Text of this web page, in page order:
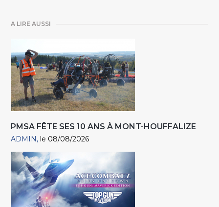
A LIRE AUSSI
PMSA FÊTE SES 10 ANS À MONT-HOUFFALIZE
ADMIN le 08/08/2026